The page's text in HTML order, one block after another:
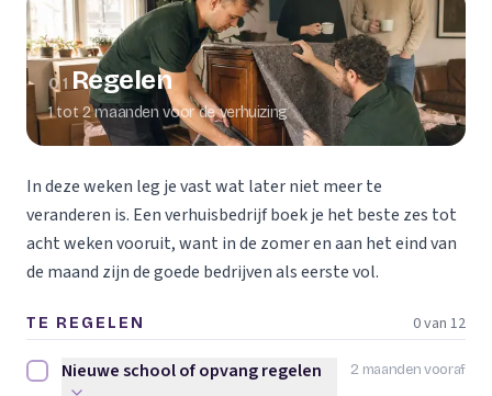
01 Regelen
1 tot 2 maanden voor de verhuizing
In deze weken leg je vast wat later niet meer te
veranderen is. Een verhuisbedrijf boek je het beste zes tot
acht weken vooruit, want in de zomer en aan het eind van
de maand zijn de goede bedrijven als eerste vol.
TE REGELEN 0 van 12
2 maanden vooraf
Nieuwe school of opvang regelen afvinken
Nieuwe school of opvang regelen